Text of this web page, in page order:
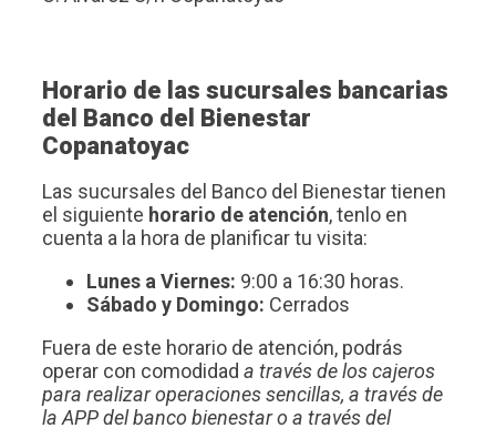
Horario de las sucursales bancarias
del Banco del Bienestar
Copanatoyac
Las sucursales del Banco del Bienestar tienen
el siguiente horario de atención, tenlo en
cuenta a la hora de planificar tu visita:
Lunes a Viernes: 9:00 a 16:30 horas.
Sábado y Domingo: Cerrados
Fuera de este horario de atención, podrás
operar con comodidad a través de los cajeros
para realizar operaciones sencillas, a través de
la APP del banco bienestar o a través del